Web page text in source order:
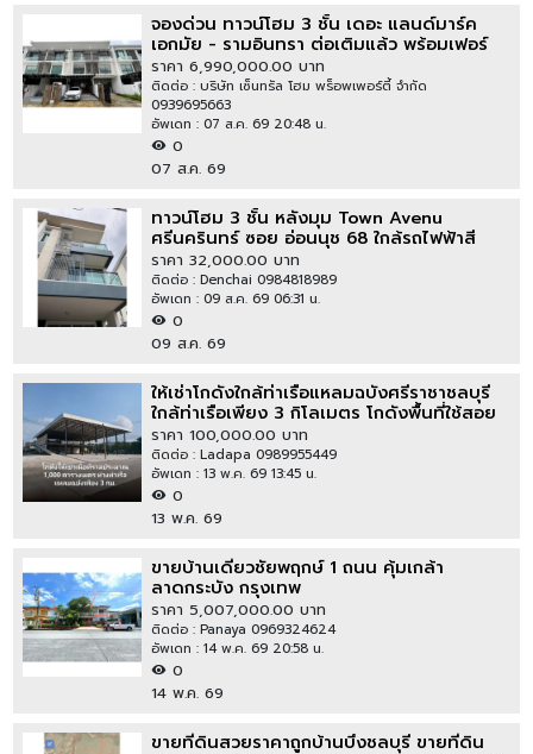
จองด่วน ทาวน์โฮม 3 ชั้น เดอะ แลนด์มาร์ค
เอกมัย - รามอินทรา ต่อเติมแล้ว พร้อมเฟอร์
ราคา 6,990,000.00 บาท
ติดต่อ : บริษัท เซ็นทรัล โฮม พร็อพเพอร์ตี้ จำกัด
0939695663
อัพเดท : 07 ส.ค. 69 20:48 น.
0
07 ส.ค. 69
ทาวน์โฮม 3 ชั้น หลังมุม Town Avenu
ศรีนครินทร์ ซอย อ่อนนุช 68 ใกล้รถไฟฟ้าสี
เหลือง สถานีศรีนุช 700 เมตร
ราคา 32,000.00 บาท
ติดต่อ : Denchai 0984818989
อัพเดท : 09 ส.ค. 69 06:31 น.
0
09 ส.ค. 69
ให้เช่าโกดังใกล้ท่าเรือแหลมฉบังศรีราชาชลบุรี
ใกล้ท่าเรือเพียง 3 กิโลเมตร โกดังพื้นที่ใช้สอย
รวม ประมาณ 1,000 ตารางเมตร
ราคา 100,000.00 บาท
ติดต่อ : Ladapa 0989955449
อัพเดท : 13 พ.ค. 69 13:45 น.
0
13 พ.ค. 69
ขายบ้านเดี่ยวชัยพฤกษ์ 1 ถนน คุ้มเกล้า
ลาดกระบัง กรุงเทพ
ราคา 5,007,000.00 บาท
ติดต่อ : Panaya 0969324624
อัพเดท : 14 พ.ค. 69 20:58 น.
0
14 พ.ค. 69
ขายที่ดินสวยราคาถูกบ้านบึงชลบุรี ขายที่ดิน